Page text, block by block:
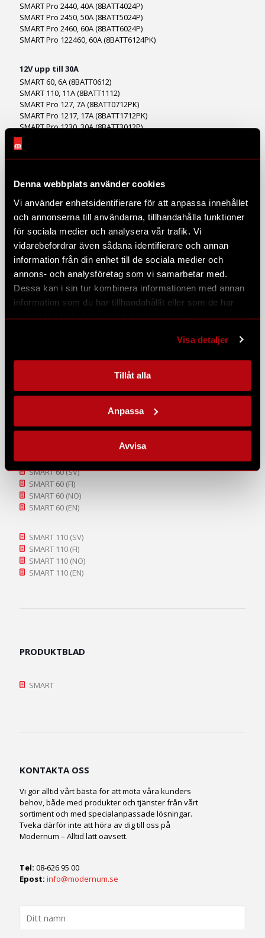
Denna webbplats använder cookies
Vi använder enhetsidentifierare för att anpassa innehållet
och annonserna till användarna, tillhandahålla funktioner
för sociala medier och analysera vår trafik. Vi
vidarebefordrar även sådana identifierare och annan
information från din enhet till de sociala medier och
annons- och analysföretag som vi samarbetar med.
Dessa kan i sin tur kombinera informationen med annan
information som du har tillhandahållit eller som de har
samlat in när du har använt deras tjänster.
Visa detaljer
Tillåt alla
Anpassa
Avvisa
SMART Pro 2440, 40A (8BATT4024P)
SMART Pro 2450, 50A (8BATT5024P)
SMART Pro 2460, 60A (8BATT6024P)
SMART Pro 122460, 60A (8BATT6124PK)
12V upp till 30A
SMART 60, 6A (8BATT0612)
SMART 110, 11A (8BATT1112)
SMART Pro 127, 7A (8BATT0712PK)
SMART Pro 1217, 17A (8BATT1712PK)
SMART Pro 1230, 30A (8BATT3012P)
SMART Pro 1230, 30A (8BATT3012PK)
24V upp till 30A
SMART Pro 2412, 12A (8BATT1224P)
SMART Pro 2410, 10A (8BATT1024PK)
Tillbehör
SMART Sensor (8BATTSENS)
Förvaringsväska verkstadsladdare (8BATTVASK)
Väggfäste verkstadsladdare (8BATT0012PKF)
Väggfäste SMART Pro 2410 (8BATT1024PKF)
SMART 20 (NO)
SMART 60 (SV)
SMART 60 (FI)
SMART 60 (NO)
SMART 60 (EN)
SMART 110 (SV)
SMART 110 (FI)
SMART 110 (NO)
SMART 110 (EN)
PRODUKTBLAD
SMART
KONTAKTA OSS
Vi gör alltid vårt bästa för att möta våra kunders
behov, både med produkter och tjänster från vårt
sortiment och med specialanpassade lösningar.
Tveka därför inte att höra av dig till oss på
Modernum – Alltid lätt oavsett.
Tel: 08-626 95 00
Epost: info@modernum.se